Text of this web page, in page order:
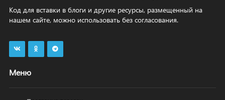
Код для вставки в блоги и другие ресурсы, размещенный на
нашем сайте, можно использовать без согласования.
Меню